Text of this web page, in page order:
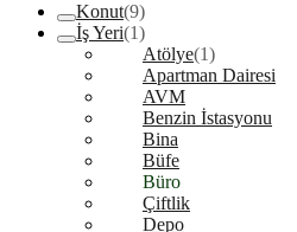
Konut(9)
İş Yeri(1)
Atölye(1)
Apartman Dairesi
AVM
Benzin İstasyonu
Bina
Büfe
Büro
Çiftlik
Depo